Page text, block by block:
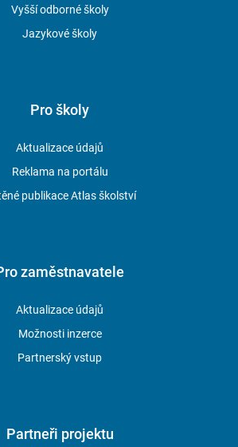
Vyšší odborné školy
Jazykové školy
Pro školy
Aktualizace údajů
Reklama na portálu
publikace Atlas školství
zaměstnavatele
Aktualizace údajů
Možnosti inzerce
Partnerský vstup
Partneři projektu